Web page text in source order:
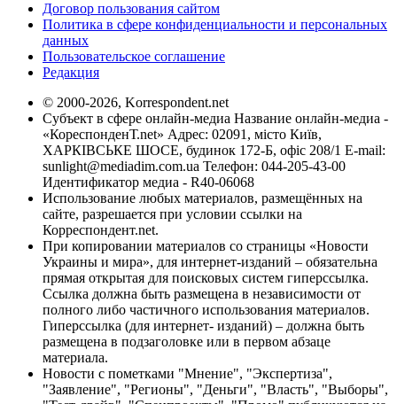
Договор пользования сайтом
Политика в сфере конфиденциальности и персональных
данных
Пользовательское соглашение
Редакция
© 2000-2026, Korrespondent.net
Субъект в сфере онлайн-медиа Название онлайн-медиа -
«КореспонденТ.net» Адрес: 02091, місто Київ,
ХАРКІВСЬКЕ ШОСЕ, будинок 172-Б, офіс 208/1 E-mail:
sunlight@mediadim.com.ua Телефон: 044-205-43-00
Идентификатор медиа - R40-06068
Использование любых материалов, размещённых на
сайте, разрешается при условии ссылки на
Корреспондент.net.
При копировании материалов со страницы «Новости
Украины и мира», для интернет-изданий – обязательна
прямая открытая для поисковых систем гиперссылка.
Ссылка должна быть размещена в независимости от
полного либо частичного использования материалов.
Гиперссылка (для интернет- изданий) – должна быть
размещена в подзаголовке или в первом абзаце
материала.
Новости с пометками "Мнение", "Экспертиза",
"Заявление", "Регионы", "Деньги", "Власть", "Выборы",